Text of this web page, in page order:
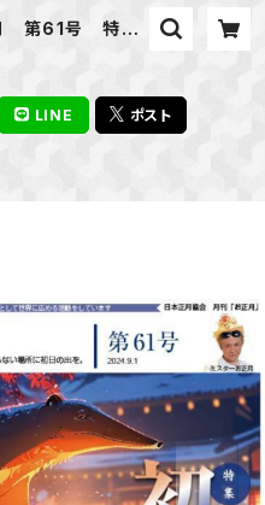
月 第61号 特集
LINE ポスト